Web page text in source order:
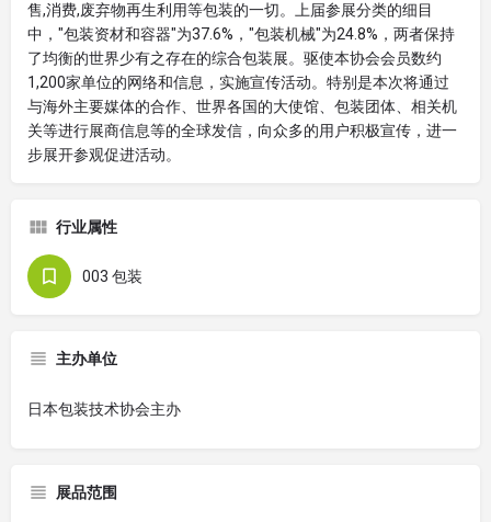
售,消费,废弃物再生利用等包装的一切。上届参展分类的细目
中，"包装资材和容器"为37.6%，"包装机械"为24.8%，两者保持
了均衡的世界少有之存在的综合包装展。驱使本协会会员数约
1,200家单位的网络和信息，实施宣传活动。特别是本次将通过
与海外主要媒体的合作、世界各国的大使馆、包装团体、相关机
关等进行展商信息等的全球发信，向众多的用户积极宣传，进一
步展开参观促进活动。
行业属性
003 包装
主办单位
日本包装技术协会主办
展品范围